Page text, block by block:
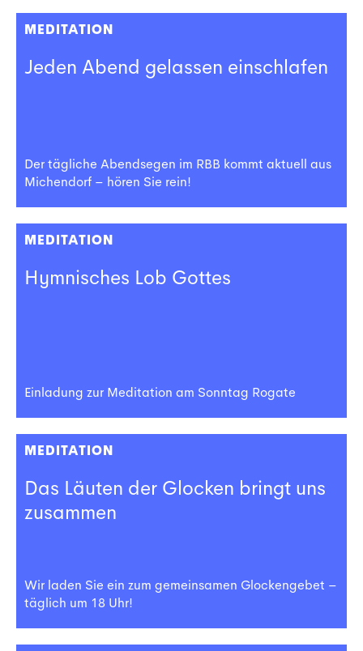
MEDITATION
Jeden Abend gelassen einschlafen
Der tägliche Abendsegen im RBB kommt aktuell aus
Michendorf – hören Sie rein!
MEDITATION
Hymnisches Lob Gottes
Einladung zur Meditation am Sonntag Rogate
MEDITATION
Das Läuten der Glocken bringt uns
zusammen
Wir laden Sie ein zum gemeinsamen Glockengebet –
täglich um 18 Uhr!